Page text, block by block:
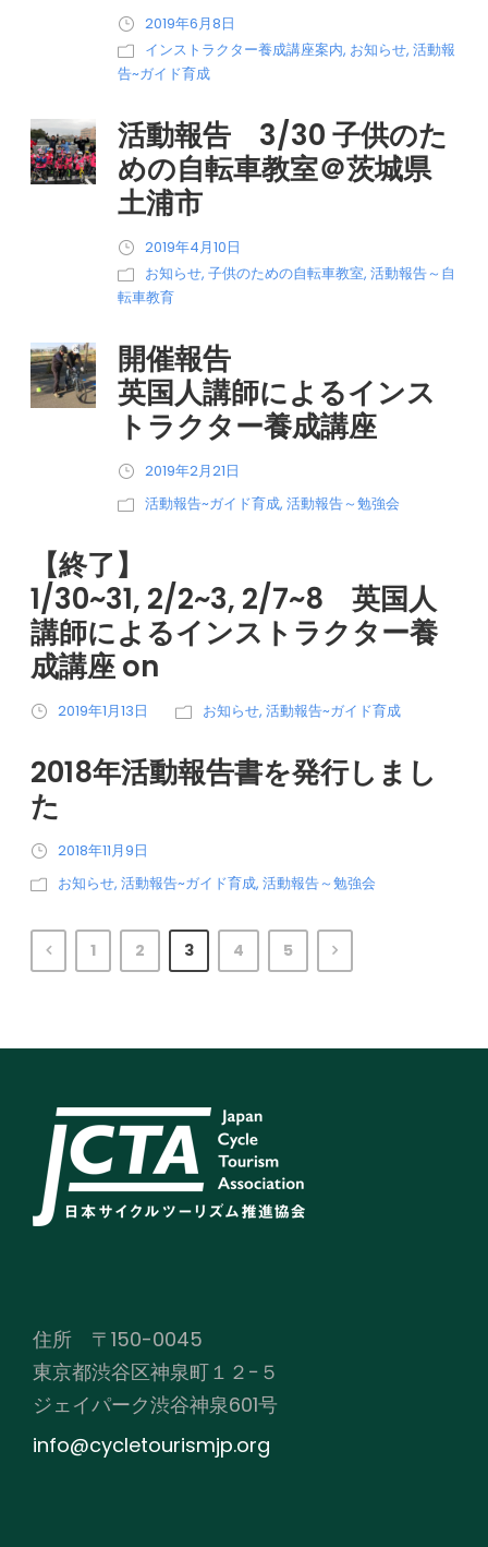
2019年6月8日
インストラクター養成講座案内, お知らせ, 活動報
告~ガイド育成
活動報告 3/30 子供のた
めの自転車教室＠茨城県
土浦市
2019年4月10日
お知らせ, 子供のための自転車教室, 活動報告～自
転車教育
開催報告
英国人講師によるインス
トラクター養成講座
2019年2月21日
活動報告~ガイド育成, 活動報告～勉強会
【終了】
1/30~31, 2/2~3, 2/7~8 英国人
講師によるインストラクター養
成講座 on
2019年1月13日 お知らせ, 活動報告~ガイド育成
2018年活動報告書を発行しまし
た
2018年11月9日
お知らせ, 活動報告~ガイド育成, 活動報告～勉強会
1 2 3 4 5
住所 〒150-0045
東京都渋谷区神泉町１２−５
ジェイパーク渋谷神泉601号
info@cycletourismjp.org